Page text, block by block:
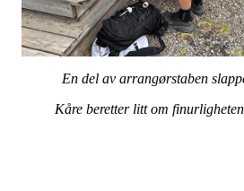
En del av arrangørstaben
Kåre beretter litt om